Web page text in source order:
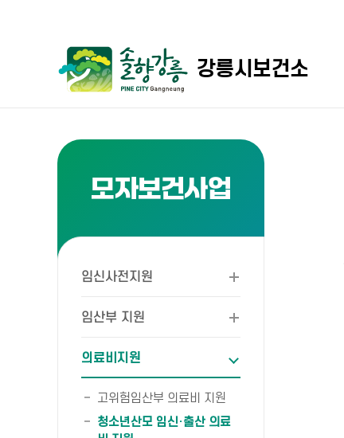
강릉시보건소
모자보건사업
임신사전지원
임산부 지원
의료비지원
고위험임산부 의료비 지원
청소년산모 임신·출산 의료